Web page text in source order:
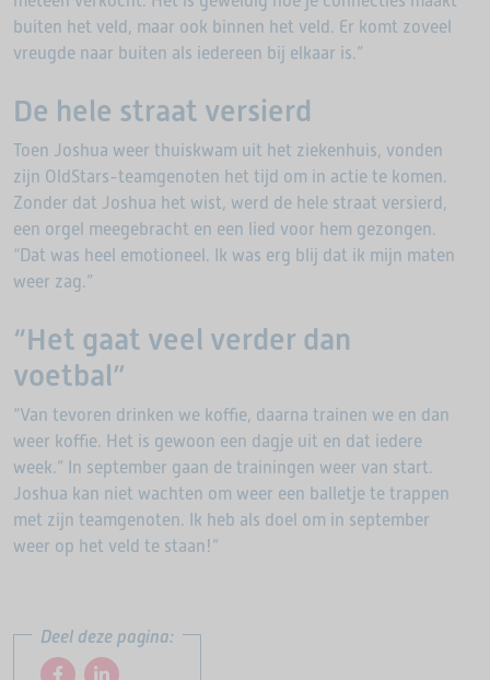
buiten het veld, maar ook binnen het veld. Er komt zoveel
vreugde naar buiten als iedereen bij elkaar is.”
De hele straat versierd
Toen Joshua weer thuiskwam uit het ziekenhuis, vonden
zijn OldStars-teamgenoten het tijd om in actie te komen.
Zonder dat Joshua het wist, werd de hele straat versierd,
een orgel meegebracht en een lied voor hem gezongen.
“Dat was heel emotioneel. Ik was erg blij dat ik mijn maten
weer zag.”
“Het gaat veel verder dan
voetbal”
“Van tevoren drinken we koffie, daarna trainen we en dan
weer koffie. Het is gewoon een dagje uit en dat iedere
week.” In september gaan de trainingen weer van start.
Joshua kan niet wachten om weer een balletje te trappen
met zijn teamgenoten. Ik heb als doel om in september
weer op het veld te staan!”
Deel deze pagina: